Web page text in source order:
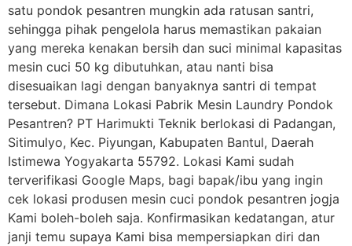
satu pondok pesantren mungkin ada ratusan santri,
sehingga pihak pengelola harus memastikan pakaian
yang mereka kenakan bersih dan suci minimal kapasitas
mesin cuci 50 kg dibutuhkan, atau nanti bisa
disesuaikan lagi dengan banyaknya santri di tempat
tersebut. Dimana Lokasi Pabrik Mesin Laundry Pondok
Pesantren? PT Harimukti Teknik berlokasi di Padangan,
Sitimulyo, Kec. Piyungan, Kabupaten Bantul, Daerah
Istimewa Yogyakarta 55792. Lokasi Kami sudah
terverifikasi Google Maps, bagi bapak/ibu yang ingin
cek lokasi produsen mesin cuci pondok pesantren jogja
Kami boleh-boleh saja. Konfirmasikan kedatangan, atur
janji temu supaya Kami bisa mempersiapkan diri dan